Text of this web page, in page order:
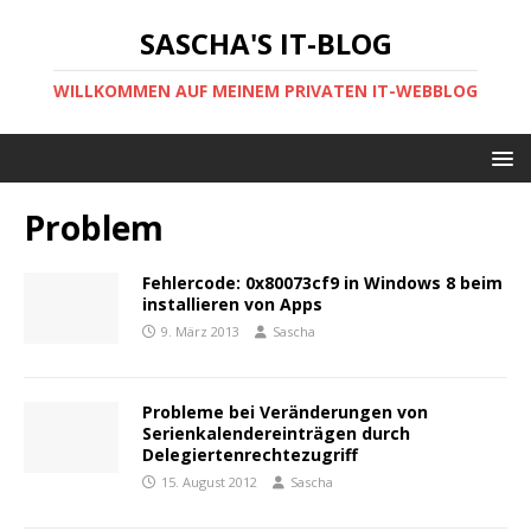
SASCHA'S IT-BLOG
WILLKOMMEN AUF MEINEM PRIVATEN IT-WEBBLOG
Problem
Fehlercode: 0x80073cf9 in Windows 8 beim
installieren von Apps
9. März 2013 Sascha
Probleme bei Veränderungen von
Serienkalendereinträgen durch
Delegiertenrechtezugriff
15. August 2012 Sascha